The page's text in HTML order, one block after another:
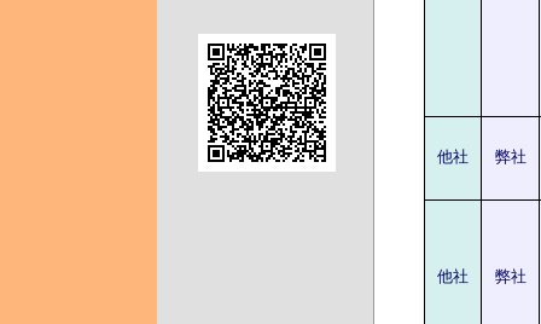
他社 弊社
他社 弊社